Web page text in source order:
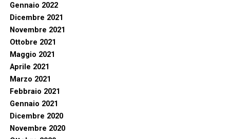
Gennaio 2022
Dicembre 2021
Novembre 2021
Ottobre 2021
Maggio 2021
Aprile 2021
Marzo 2021
Febbraio 2021
Gennaio 2021
Dicembre 2020
Novembre 2020